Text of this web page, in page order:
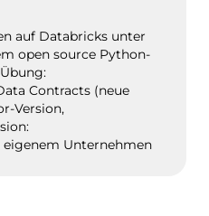
auf Databricks unter
open source Python-
Contracts (neue
Version,
Unternehmen